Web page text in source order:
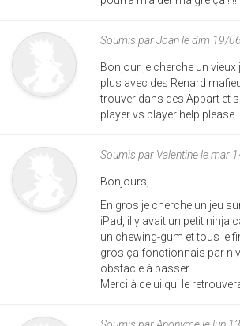
Soumis parJoanle dim 19/
Bonjour je cherche un vieux
plus avec des Renard
trouver dans des Appart et
player vs player help please
Soumis par Valentinele mar
Bonjours,
En gros je cherche un jeu
iPad, il y avait un petit ninja
un chewing-gum et tous le
gros ça fonctionnais par
obstacle à passer.
Merci à celui qui le